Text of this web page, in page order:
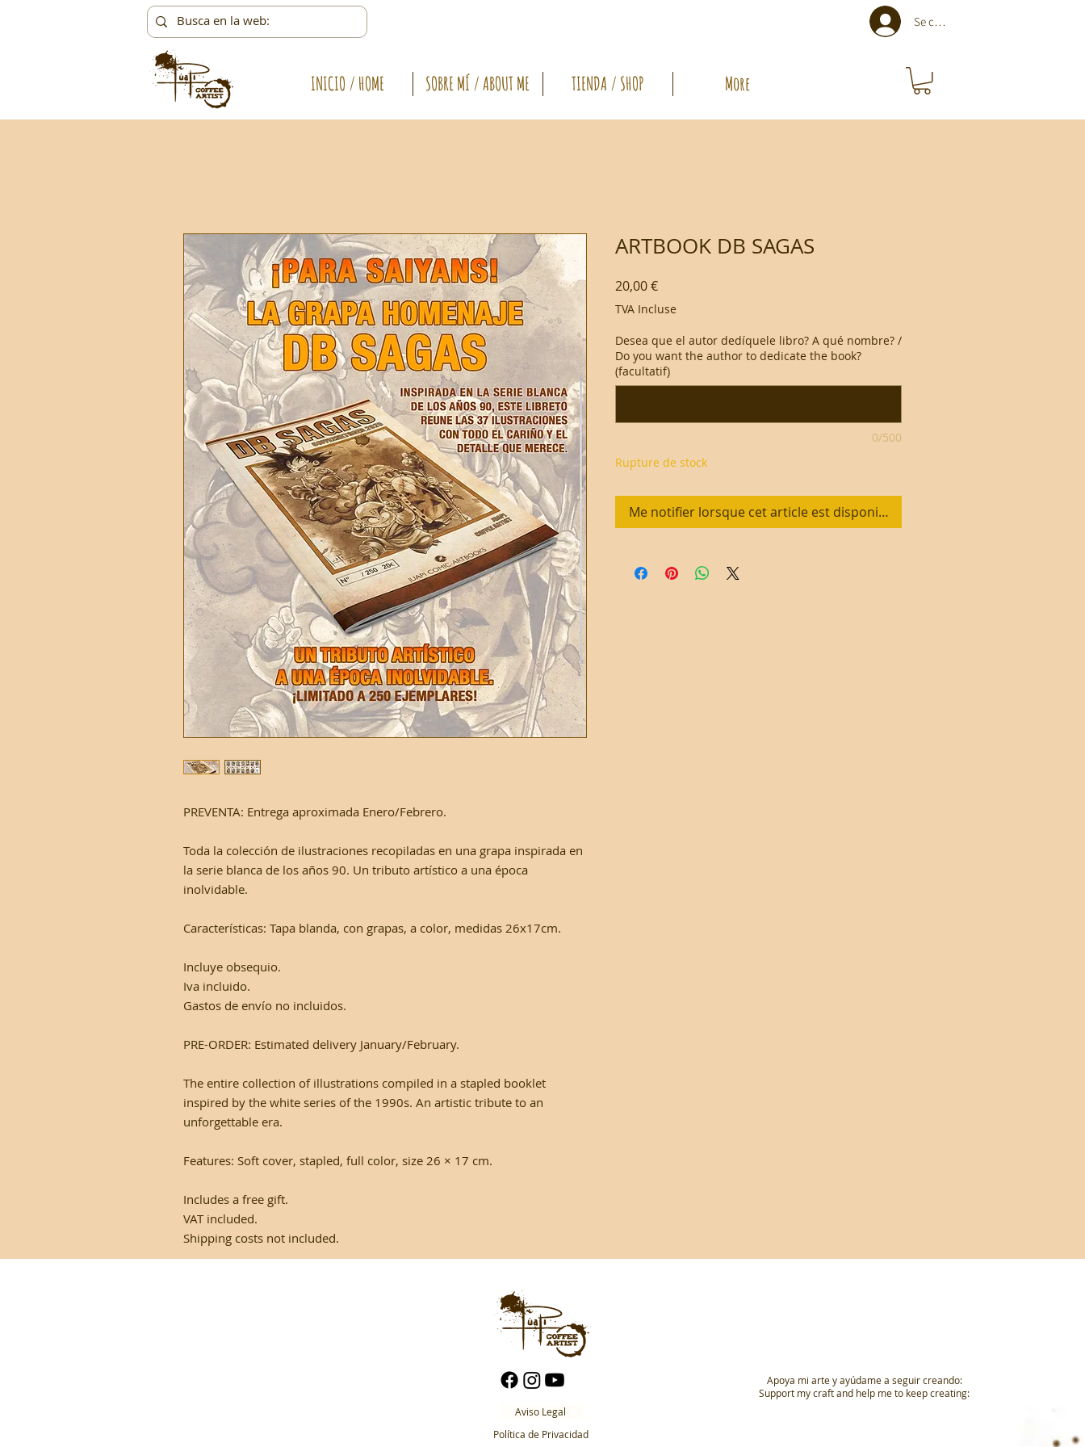
Se connecter
INICIO / HOME SOBRE MÍ / ABOUT ME TIENDA / SHOP More
PREVENTA: Entrega aproximada Enero/Febrero.
Toda la colección de ilustraciones recopiladas en una grapa inspirada en
la serie blanca de los años 90. Un tributo artístico a una época
inolvidable.
Características: Tapa blanda, con grapas, a color, medidas 26x17cm.
Incluye obsequio.
Iva incluido.
Gastos de envío no incluidos.
PRE-ORDER: Estimated delivery January/February.
The entire collection of illustrations compiled in a stapled booklet
inspired by the white series of the 1990s. An artistic tribute to an
unforgettable era.
Features: Soft cover, stapled, full color, size 26 × 17 cm.
Includes a free gift.
VAT included.
Shipping costs not included.
ARTBOOK DB SAGAS
20,00 €Prix
TVA Incluse
Desea que el autor dedíquele libro? A qué nombre? /
Do you want the author to dedicate the book?
(facultatif)
0/500
Rupture de stock
Me notifier lorsque cet article est disponible
Aviso Legal
Política de Privacidad
Apoya mi arte y ayúdame a seguir creando:
Support my craft and help me to keep creating: